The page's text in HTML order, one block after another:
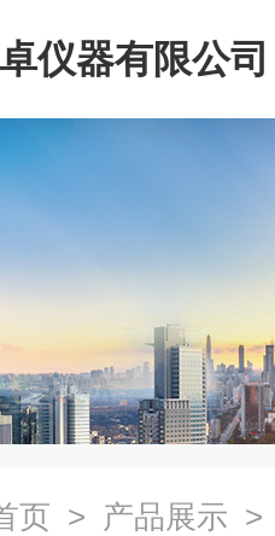
仪器有限公司
页 > 产品展示